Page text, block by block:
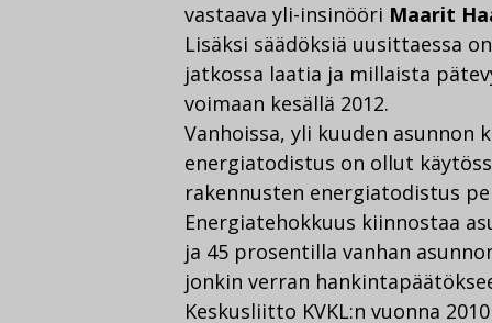
vastaava yli-insinööri Maarit
Lisäksi säädöksiä uusittaessa
jatkossa laatia ja millaista
voimaan kesällä 2012.
Vanhoissa, yli kuuden
energiatodistus on ollut
rakennusten energiatodistus
Energiatehokkuus kiinnostaa
ja 45 prosentilla vanhan
jonkin verran
Keskusliitto KVKL:n vuonna